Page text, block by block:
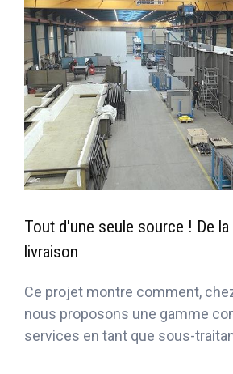
Tout d'une seule source ! De la
livraison
Ce projet montre comment,
nous proposons une gamme
services en tant que sous-